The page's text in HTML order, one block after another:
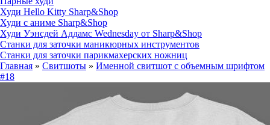
Худи Hello Kitty Sharp&Shop
Худи с аниме Sharp&Shop
Худи Уэнсдей Аддамс Wednesday от Sharp&Shop
Станки для заточки маникюрных инструментов
Станки для заточки парикмахерских ножниц
Главная » Свитшоты » Именной свитшот с объемным шрифтом
#18